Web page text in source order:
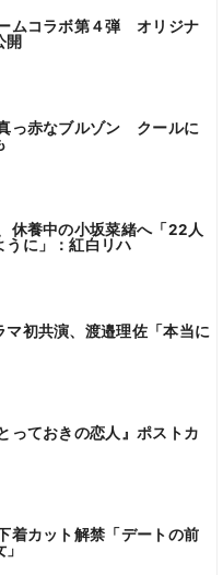
ムコラボ第４弾 オリジナ
開
っ赤なブルゾン クールに
休養中の小坂菜緒へ「22人
うに」：紅白リハ
マ初共演、渡邉理佐「本当に
っておきの恋人』ポストカ
着カット解禁「デートの前